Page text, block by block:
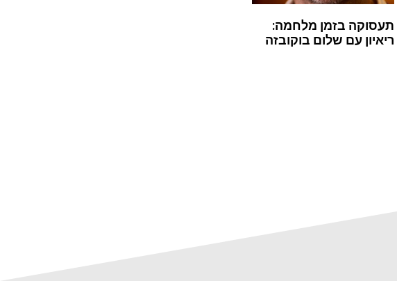
תעסוקה בזמן מלחמה:
ריאיון עם שלום בוקובזה